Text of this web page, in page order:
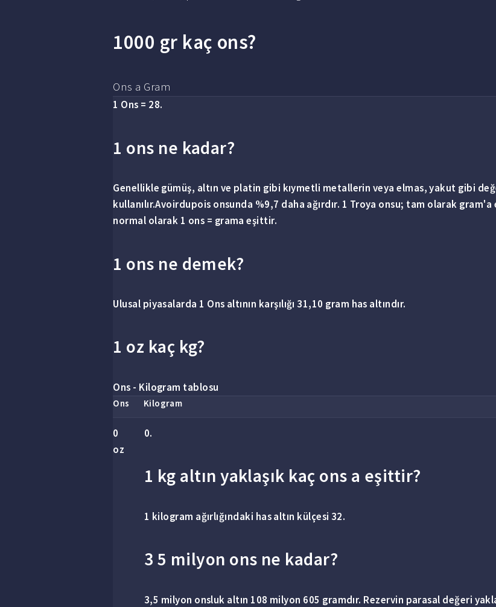
1000 gr kaç ons?
Ons a Gram
1 Ons = 28.
1 ons ne kadar?
Genellikle gümüş, altın ve platin gibi kıymetli metallerin veya elmas, yakut gibi
kullanılır.Avoirdupois onsunda %9,7 daha ağırdır. 1 Troya onsu; tam olarak
normal olarak 1 ons = grama eşittir.
1 ons ne demek?
Ulusal piyasalarda 1 Ons altının karşılığı 31,10 gram has altındır.
1 oz kaç kg?
Ons - Kilogram tablosu
Ons Kilogram
0
oz
0.
1 kg altın yaklaşık kaç ons a eşittir?
1 kilogram ağırlığındaki hasaltın külçesi 32.
3 5 milyon ons ne kadar?
3,5 milyon onsluk altın 108 milyon 605 gramdır. Rezervin parasal değeri